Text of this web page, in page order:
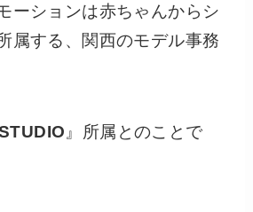
ーションは赤ちゃんからシ
属する、関西のモデル事務
』所属とのことで